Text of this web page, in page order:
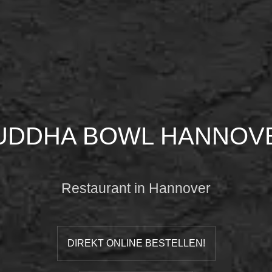
BOWL
Restaurant in Hannover
DIREKT ONLINE BESTELLEN!